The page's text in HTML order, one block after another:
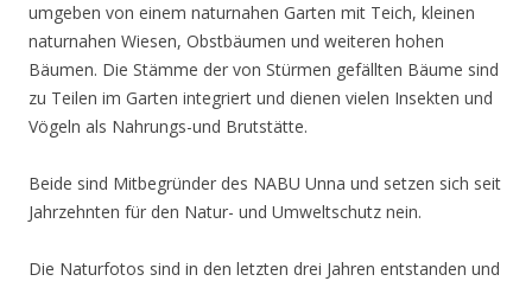
umgeben von einem naturnahen Garten mit Teich, kleinen
naturnahen Wiesen, Obstbäumen und weiteren hohen
Bäumen. Die Stämme der von Stürmen gefällten Bäume sind
zu Teilen im Garten integriert und dienen vielen Insekten und
Vögeln als Nahrungs-und Brutstätte.
Beide sind Mitbegründer des NABU Unna und setzen sich seit
Jahrzehnten für den Natur- und Umweltschutz nein.
Die Naturfotos sind in den letzten drei Jahren entstanden und